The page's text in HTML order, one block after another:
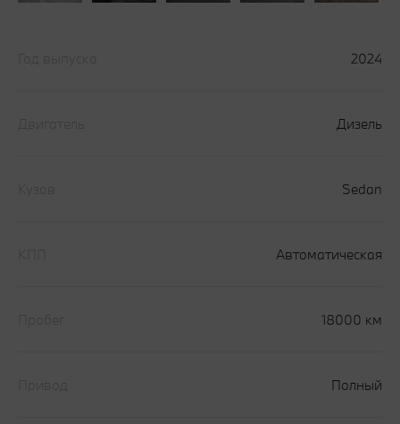
2024
Дизель
Sedan
Автоматическая
18000 км
Полный